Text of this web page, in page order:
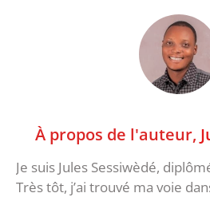
À propos de l'auteur,
Je suis Jules Sessiwèdé,
Très tôt, j’ai trouvé ma voie